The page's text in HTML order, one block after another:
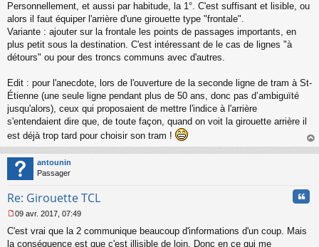
e
s
s
g
e
o
n
u
Personnellement, et aussi par habitude, la 1°. C'est suffisant et lisible, ou
alors il faut équiper l'arrière d'une girouette type "frontale".
Variante : ajouter sur la frontale les points de passages importants, en
plus petit sous la destination. C'est intéressant de le cas de lignes "à
détours" ou pour des troncs communs avec d'autres.
Edit : pour l'anecdote, lors de l'ouverture de la seconde ligne de tram à St-
Étienne (une seule ligne pendant plus de 50 ans, donc pas d’ambiguïté
jusqu'alors), ceux qui proposaient de mettre l'indice à l'arrière
s'entendaient dire que, de toute façon, quand on voit la girouette arrière il
est déjà trop tard pour choisir son tram !
au
antounin
Passager
Re: Girouette TCL
e
s
09 avr. 2017, 07:49
C'est vrai que la 2 communique beaucoup d'informations d'un coup. Mais
la conséquence est que c'est illisible de loin. Donc en ce qui me